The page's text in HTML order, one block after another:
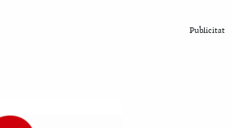
Publicitat